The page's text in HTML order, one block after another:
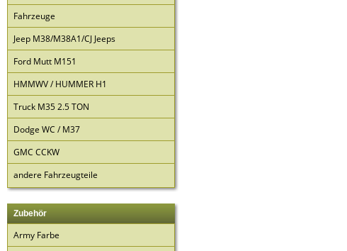
Fahrzeuge
Jeep M38/M38A1/CJ Jeeps
Ford Mutt M151
HMMWV / HUMMER H1
Truck M35 2.5 TON
Dodge WC / M37
GMC CCKW
andere Fahrzeugteile
Zubehör
Army Farbe